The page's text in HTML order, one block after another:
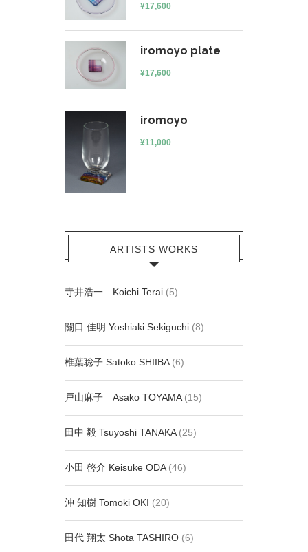
¥17,600
iromoyo plate
¥17,600
iromoyo
¥11,000
ARTISTS WORKS
寺井浩一 Koichi Terai (5)
關口 佳明 Yoshiaki Sekiguchi (8)
椎葉聡子 Satoko SHIIBA (6)
戸山麻子 Asako TOYAMA (15)
田中 毅 Tsuyoshi TANAKA (25)
小田 啓介 Keisuke ODA (46)
沖 知樹 Tomoki OKI (20)
田代 翔太 Shota TASHIRO (6)